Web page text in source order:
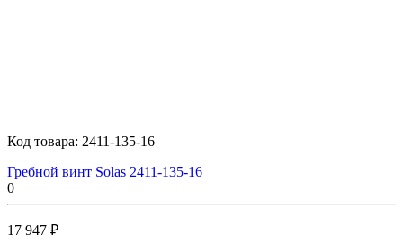
Код товара: 2411-135-16
Гребной винт Solas 2411-135-16
0
17 947 ₽